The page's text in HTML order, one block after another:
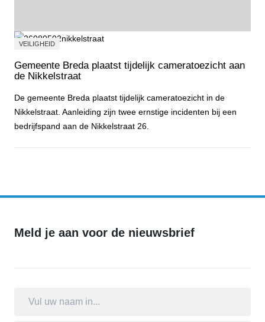
VEILIGHEID
Gemeente Breda plaatst tijdelijk cameratoezicht aan
de Nikkelstraat
De gemeente Breda plaatst tijdelijk cameratoezicht in de
Nikkelstraat. Aanleiding zijn twee ernstige incidenten bij een
bedrijfspand aan de Nikkelstraat 26.
Meld je aan voor de nieuwsbrief